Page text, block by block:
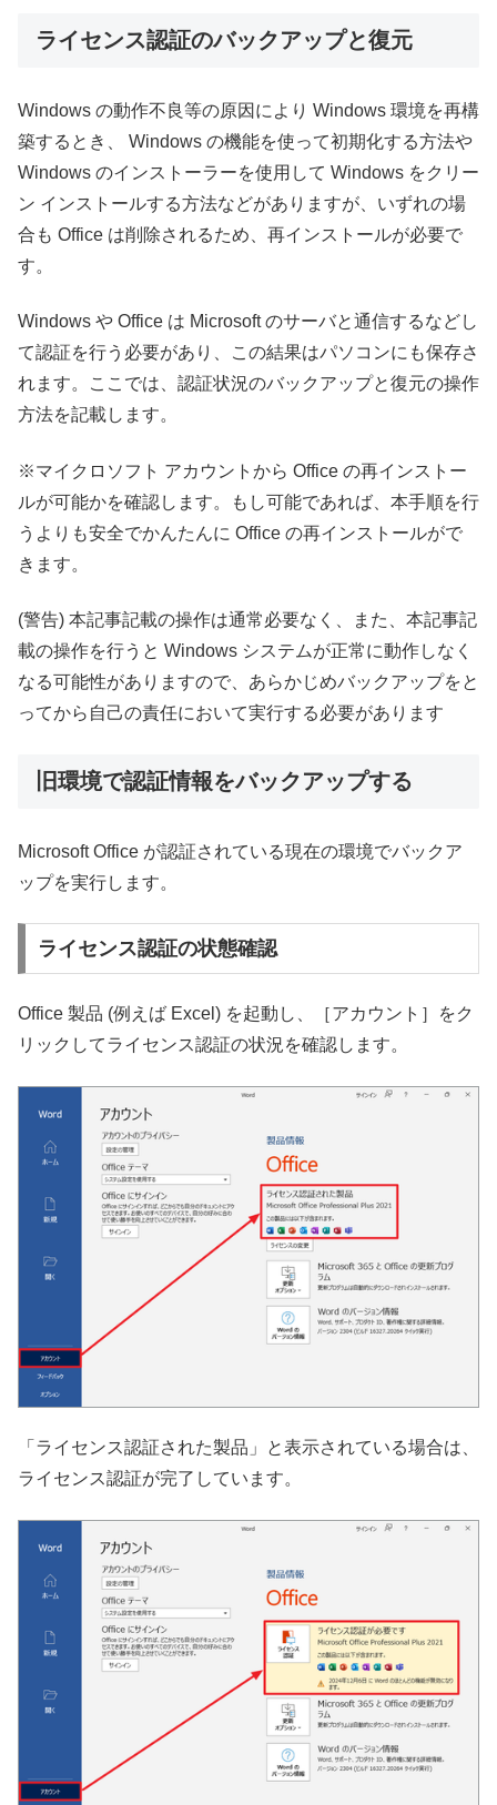
ライセンス認証のバックアップと復元
Windows の動作不良等の原因により Windows 環境を再構
築するとき、 Windows の機能を使って初期化する方法や
Windows のインストーラーを使用して Windows をクリー
ン インストールする方法などがありますが、いずれの場
合も Office は削除されるため、再インストールが必要で
す。
Windows や Office は Microsoft のサーバと通信するなどし
て認証を行う必要があり、この結果はパソコンにも保存さ
れます。ここでは、認証状況のバックアップと復元の操作
方法を記載します。
※マイクロソフト アカウントから Office の再インストー
ルが可能かを確認します。もし可能であれば、本手順を行
うよりも安全でかんたんに Office の再インストールがで
きます。
(警告) 本記事記載の操作は通常必要なく、また、本記事記
載の操作を行うと Windows システムが正常に動作しなく
なる可能性がありますので、あらかじめバックアップをと
ってから自己の責任において実行する必要があります
旧環境で認証情報をバックアップする
Microsoft Office が認証されている現在の環境でバックア
ップを実行します。
ライセンス認証の状態確認
Office 製品 (例えば Excel) を起動し、［アカウント］をク
リックしてライセンス認証の状況を確認します。
「ライセンス認証された製品」と表示されている場合は、
ライセンス認証が完了しています。